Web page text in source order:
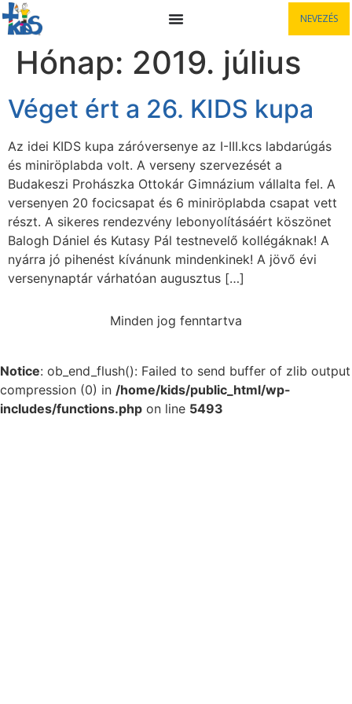
NEVEZÉS
Hónap: 2019. július
Véget ért a 26. KIDS kupa
Az idei KIDS kupa záróversenye az I-III.kcs labdarúgás
és miniröplabda volt. A verseny szervezését a
Budakeszi Prohászka Ottokár Gimnázium vállalta fel. A
versenyen 20 focicsapat és 6 miniröplabda csapat vett
részt. A sikeres rendezvény lebonyolításáért köszönet
Balogh Dániel és Kutasy Pál testnevelő kollégáknak! A
nyárra jó pihenést kívánunk mindenkinek! A jövő évi
versenynaptár várhatóan augusztus […]
Minden jog fenntartva
Notice: ob_end_flush(): Failed to send buffer of zlib output
compression (0) in /home/kids/public_html/wp-
includes/functions.php on line 5493